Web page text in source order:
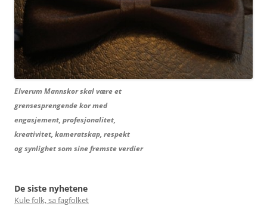
Elverum Mannskor skal være et
grensesprengende kor med
engasjement, profesjonalitet,
kreativitet, kameratskap, respekt
og synlighet som sine fremste verdier
De siste nyhetene
Kule folk, sa fagfolket